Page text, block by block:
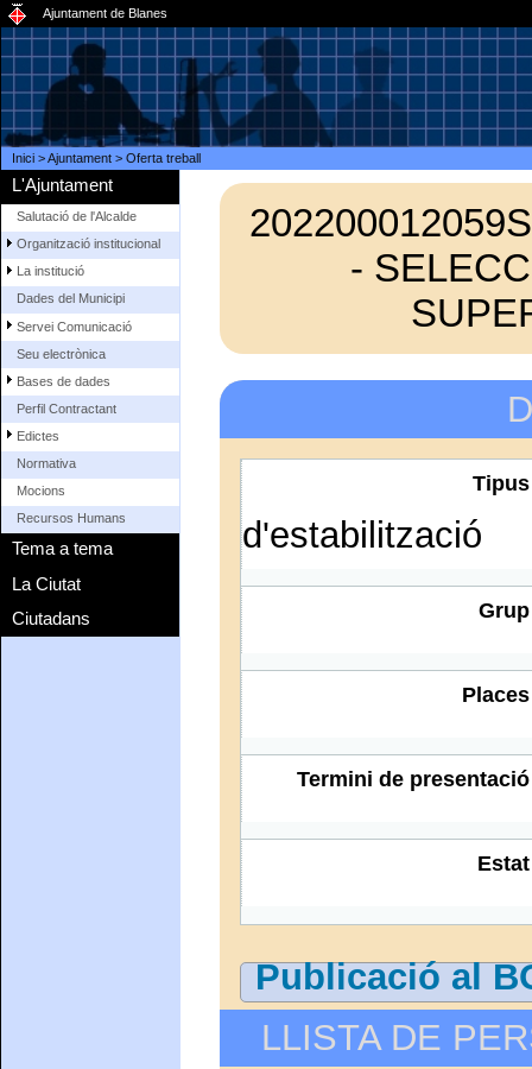
Ajuntament de Blanes
Inici>Ajuntament> Oferta treball
L'Ajuntament
Salutació de l'Alcalde
Organització institucional
La institució
Dades del Municipi
Servei Comunicació
Seu electrònica
Bases de dades
Perfil Contractant
Edictes
Normativa
Mocions
Recursos Humans
Tema a tema
La Ciutat
Ciutadans
-
Tipus
d'estabilització
Grup
Places
Termini de presentació
Estat
Publicació al
LLISTA DE